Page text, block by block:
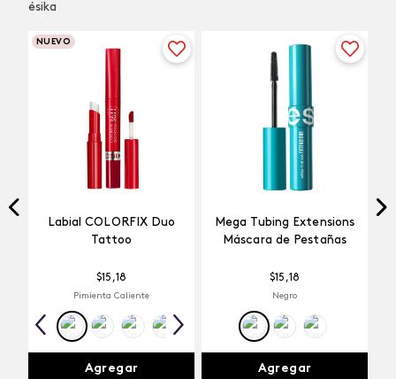
ésika
NUEVO
Labial COLORFIX Duo
Tattoo
$15 ,18
Pimienta Caliente
Agregar
Mega Tubing Extensions
Máscara de Pestañas
$15 ,18
Negro
Agregar